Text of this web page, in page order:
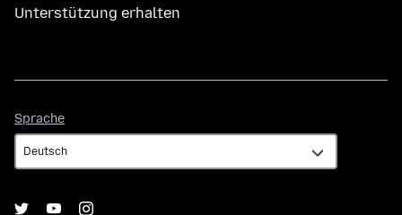
Unterstützung erhalten
Sprache